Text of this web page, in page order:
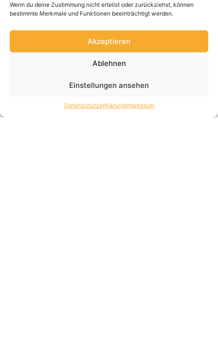
Wenn du deine Zustimmung nicht erteilst oder zurückziehst, können
bestimmte Merkmale und Funktionen beeinträchtigt werden.
Akzeptieren
Ablehnen
Einstellungen ansehen
DatenschutzerklärungImpressum